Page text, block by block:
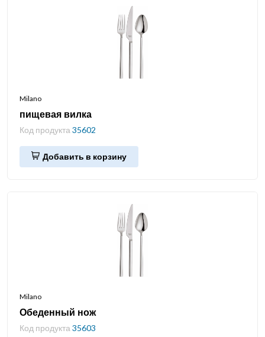
Milano
пищевая вилка
Код продукта 35602
Добавить в корзину
Milano
Обеденный нож
Код продукта 35603